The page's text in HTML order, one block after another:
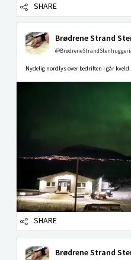
SHARE
Brødrene Strand
Nydelig nordlys over bedriften i går
SHARE
Brødrene Strand